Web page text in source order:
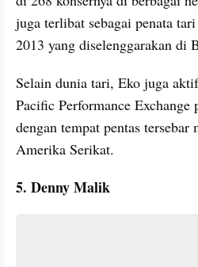
juga terlibat sebagai penata
2013 yang diselenggarakan di
Selain dunia tari, Eko juga
Pacific Performance Exchange
dengan tempat pentas
Amerika Serikat.
5. Denny Malik